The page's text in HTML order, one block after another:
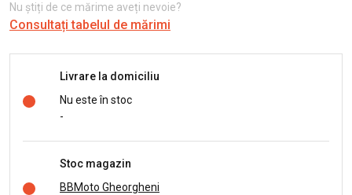
Nu știți de ce mărime aveți nevoie?
Consultați tabelul de mărimi
Livrare la domiciliu
Nu este în stoc
-
Stoc magazin
BBMoto Gheorgheni